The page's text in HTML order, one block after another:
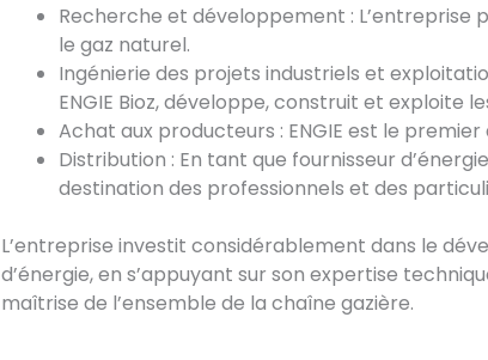
Recherche et développement :
le gaz naturel.
Ingénierie des projets industriels et
ENGIE Bioz, développe, construit et exploite
Achat aux producteurs : ENGIE est le
Distribution : En tant que fournisseur
destination des professionnels et des
L’entreprise investit considérablement dans le
d’énergie, en s’appuyant sur son expertise
maîtrise de l’ensemble de la chaîne gazière.